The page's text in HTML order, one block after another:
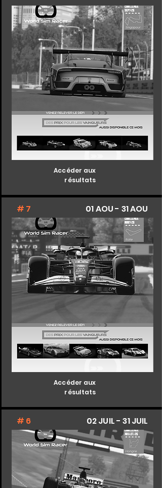
Accéder aux
résultats
# 7 01 AOU - 31 AOU
Accéder aux
résultats
# 6 02 JUIL - 31 JUIL